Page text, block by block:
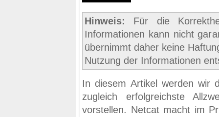
Hinweis: Für die
Informationen kann nicht
übernimmt daher keine
Nutzung der Informationen
In diesem Artikel werden wir
zugleich erfolgreichste
vorstellen. Netcat macht im